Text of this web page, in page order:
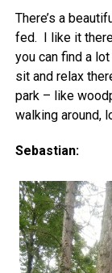
There’s a
fed. I like it
you can find a
sit and relax
park – like
walking around,
Sebastian: